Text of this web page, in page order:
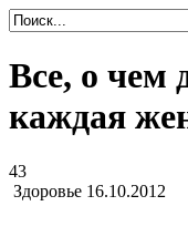
Все, о чем
каждая
43
Здоровье 16.10.2012